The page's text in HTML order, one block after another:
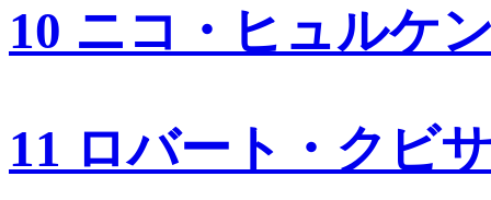
10 ニコ・ヒュルケ
11 ロバート・クビ